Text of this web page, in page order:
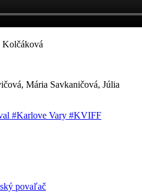
Mária Savkaničová, Júlia
#Karlove Vary #KVIFF
povaľač